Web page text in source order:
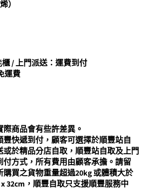
）
/ 上門派送：運費到付
運費
際商品會有些許差異。
豐快遞到付，顧客可選擇於順豐站自
或於精品分店自取，順豐站自取及上門
付方式，所有費用由顧客承擔。請留
購買之貨物重量超過20kg 或體積大於
32cm ，順豐自取只支援順豐服務中